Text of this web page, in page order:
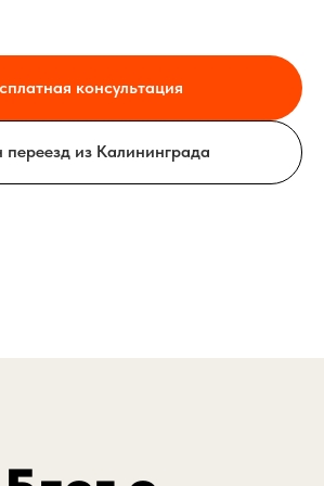
консультация
переезд из Калининграда